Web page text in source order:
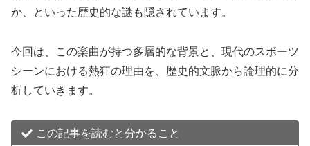
か、といった歴史的な謎も隠されています。
今回は、この楽曲が持つ多層的な背景と、現代のスポーツ
シーンにおける熱狂の理由を、歴史的文脈から論理的に分
析していきます。
この記事を読むと分かること